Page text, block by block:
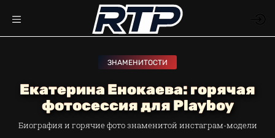
ЗНАМЕНИТОСТИ
Екатерина Енокаева: горячая
фотосессия для Playboy
Биография и горячие фото знаменитой инстаграм-модели